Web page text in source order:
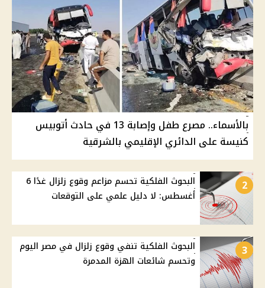
بالأسماء.. مصرع طفل وإصابة 13 في حادث أتوبيس
كنيسة على الدائري الإقليمي بالشرقية
2
البحوث الفلكية تحسم مزاعم وقوع زلزال غدًا 6
أغسطس: لا دليل علمي على التوقعات
3
البحوث الفلكية تنفي وقوع زلزال في مصر اليوم
وتحسم شائعات الهزة المدمرة